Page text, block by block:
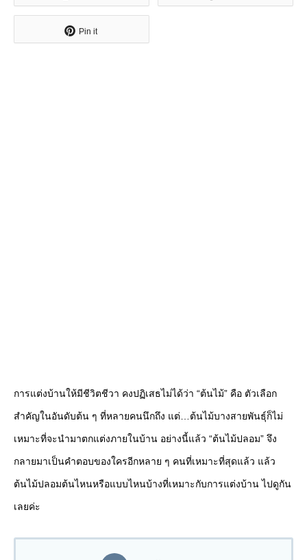
Pin it
การแต่งบ้านให้มีชีวิตชีวา คงปฏิเสธไม่ได้ว่า “ต้นไม้” คือ ตัวเลือก
สำคัญในอันดับต้น ๆ ที่หลายคนนึกถึง แต่…ต้นไม้บางสายพันธุ์ก็ไม่
เหมาะที่จะนำมาตกแต่งภายในบ้าน อย่างนี้แล้ว “ต้นไม้ปลอม” จึง
กลายมาเป็นคำตอบของใครอีกหลาย ๆ คนที่เหมาะที่สุดแล้ว แล้ว
ต้นไม้ปลอมต้นไหนหรือแบบไหนบ้างที่เหมาะกับการแต่งบ้าน ไปดูกัน
เลยค่ะ